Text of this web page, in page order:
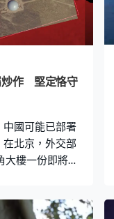
炒作 堅定恪守
中國可能已部署
北京，外交部
樓一份即將提
標。報告又指